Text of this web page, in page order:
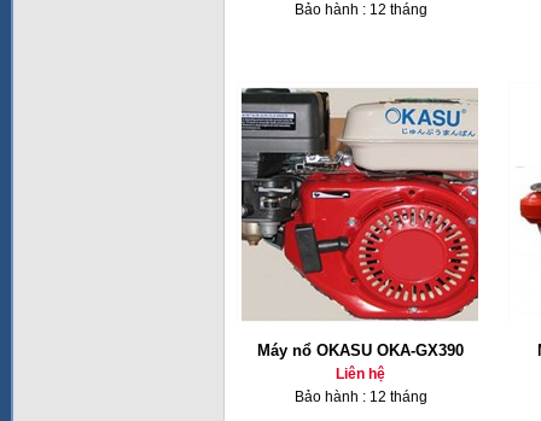
Bảo hành : 12 tháng
Máy nổ OKASU OKA-GX390
Liên hệ
Bảo hành : 12 tháng